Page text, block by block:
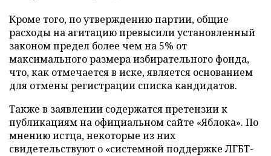
Кроме того, по утверждению партии, общие
расходы на агитацию превысили установленный
законом предел более чем на 5% от
максимального размера избирательного фонда,
что, как отмечается в иске, является основанием
для отмены регистрации списка кандидатов.
Также в заявлении содержатся претензии к
публикациям на официальном сайте «Яблока». По
мнению истца, некоторые из них
свидетельствуют о «системной поддержке ЛГБТ-